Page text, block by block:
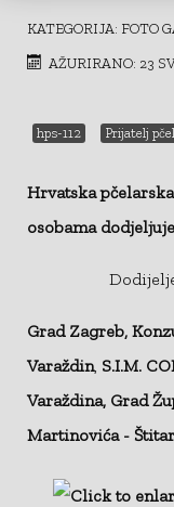
KATEGORIJA: FOTO
AŽURIRANO: 23
hps-112 Prijatelj
Hrvatska
osobama
Grad Zagreb,
Varaždin, S.I.M.
Varaždina, Grad
Martinovića - Štitar